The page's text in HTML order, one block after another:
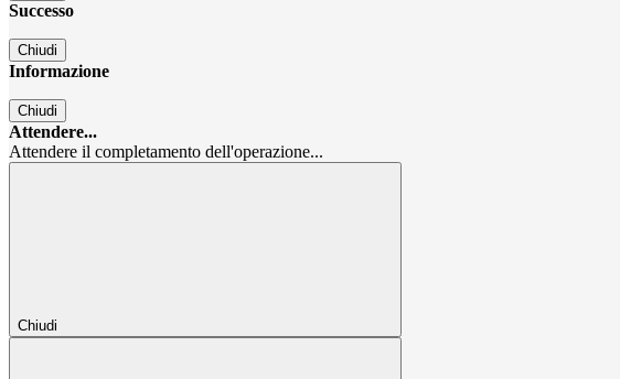
Successo
Chiudi
Informazione
Chiudi
Attendere...
Attendere il completamento dell'operazione...
Chiudi